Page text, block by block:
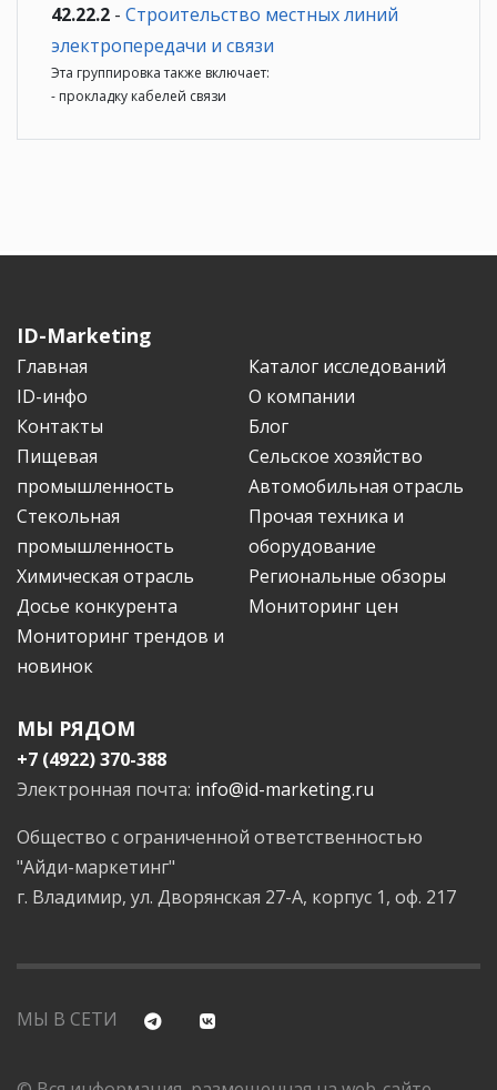
42.22.2 - Строительство местных линий
электропередачи и связи
Эта группировка также включает:
- прокладку кабелей связи
ID-Marketing
Главная
Каталог исследований
ID-инфо
О компании
Контакты
Блог
Пищевая
промышленность
Сельское хозяйство
Автомобильная отрасль
Стекольная
промышленность
Прочая техника и
оборудование
Химическая отрасль
Региональные обзоры
Досье конкурента
Мониторинг цен
Мониторинг трендов и
новинок
МЫ РЯДОМ
+7 (4922) 370-388
Электронная почта: info@id-marketing.ru
Общество с ограниченной ответственностью
"Айди-маркетинг"
г. Владимир, ул. Дворянская 27-А, корпус 1, оф. 217
МЫ В СЕТИ